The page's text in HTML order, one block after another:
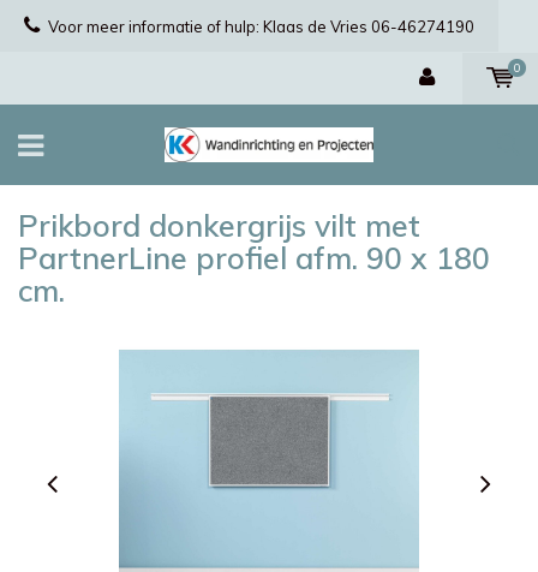
Voor meer informatie of hulp: Klaas de Vries 06-46274190
0
Prikbord donkergrijs vilt met
PartnerLine profiel afm. 90 x 180
cm.